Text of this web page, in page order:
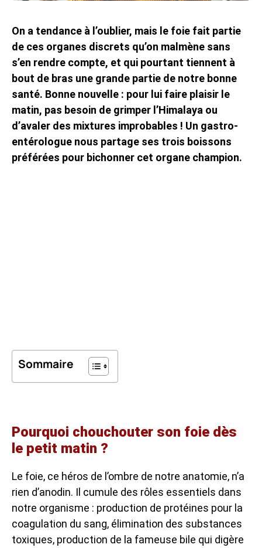
On a tendance à l’oublier, mais le foie fait partie
de ces organes discrets qu’on malmène sans
s’en rendre compte, et qui pourtant tiennent à
bout de bras une grande partie de notre bonne
santé. Bonne nouvelle : pour lui faire plaisir le
matin, pas besoin de grimper l’Himalaya ou
d’avaler des mixtures improbables ! Un gastro-
entérologue nous partage ses trois boissons
préférées pour bichonner cet organe champion.
Sommaire
Pourquoi chouchouter son foie dès
le petit matin ?
Le foie, ce héros de l’ombre de notre anatomie, n’a
rien d’anodin. Il cumule des rôles essentiels dans
notre organisme : production de protéines pour la
coagulation du sang, élimination des substances
toxiques, production de la fameuse bile qui digère